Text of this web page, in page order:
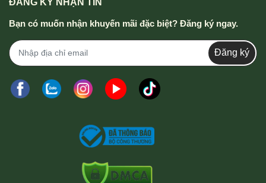
ĐĂNG KÝ NHẬN TIN
Bạn có muốn nhận khuyến mãi đặc biệt? Đăng ký ngay.
Đăng ký